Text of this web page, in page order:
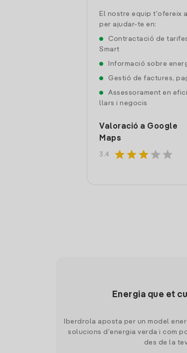
El nostre equip t'ofereix
per ajudar-te en:
Contractació de
Smart
Informació sobre
Gestió de factures,
Assessorament en
llars i negocis
Valoració a Google
Maps
3.4 starstarstar star star
Energia que et
Iberdrola aposta per un model
solucions d'energia verda i com
des de la